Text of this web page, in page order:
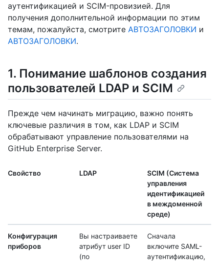
аутентификацией и SCIM-провизией. Для
получения дополнительной информации по этим
темам, пожалуйста, смотрите АВТОЗАГОЛОВКИ и
АВТОЗАГОЛОВКИ.
1. Понимание шаблонов создания
пользователей LDAP и SCIM
Прежде чем начинать миграцию, важно понять
ключевые различия в том, как LDAP и SCIM
обрабатывают управление пользователями на
GitHub Enterprise Server.
Свойство LDAP
SCIM (Система
управления
идентификацией
в междоменной
среде)
Конфигурация
приборов
Вы настраиваете
атрибут user ID
(по
Сначала
включите SAML-
аутентификацию,